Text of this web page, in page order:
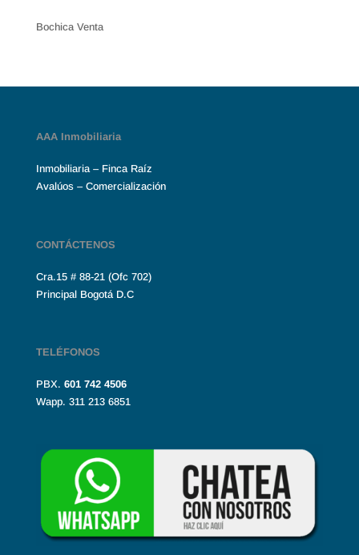
Bochica Venta
AAA Inmobiliaria
Inmobiliaria – Finca Raíz
Avalúos – Comercialización
CONTÁCTENOS
Cra.15 # 88-21 (Ofc 702)
Principal Bogotá D.C
TELÉFONOS
PBX. 601 742 4506
Wapp. 311 213 6851